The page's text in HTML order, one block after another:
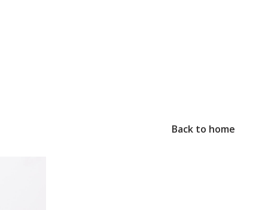
Back to home